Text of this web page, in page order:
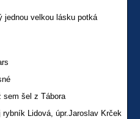
jednou velkou lásku potká
šel z Tábora
Lidová, úpr.Jaroslav Krček